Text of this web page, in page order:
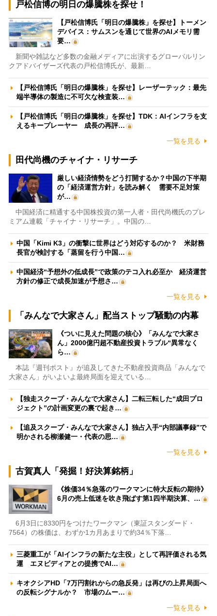
戸松信博の明日の爆騰株を探せ！
【戸松信博氏「明日の爆騰株」を探せ】トーメン
デバイス：サムスンを通じて世界のAIメモリ需
要…
新聞や雑誌など多数の金融メディアに出演するグローバルリン
クアドバイザーズ代表の戸松信博氏が、最新…
【戸松信博氏「明日の爆騰株」を探せ】レーザーテック：最先
端半導体の製造に不可欠な検査装…
【戸松信博氏「明日の爆騰株」を探せ】TDK：AIインフラを支
えるキープレーヤー 成長の再評…
一覧を見る
田代尚機のチャイナ・リサーチ
厳しい経済情勢をどう打開するか？中国の下半期
の「経済運営方針」を読み解く 需要不足対策
が…
中国経済に精通する中国株投資の第一人者・田代尚機氏のプレ
ミアム連載「チャイナ・リサーチ」。中国の…
中国「Kimi K3」の衝撃に世界はどう対応するのか？ 米財務
長官が検討する「蒸留を行う中国…
中国経済“予想外の低成長”で政策のテコ入れ必至か 経済運営
方針の修正で成長加速が予想さ…
一覧を見る
「みんなで大家さん」配当ストップ騒動の内幕
《ついに見えた問題の核心》「みんなで大家さ
ん」2000億円超不動産投資トラブル“異常なく
ら…
本誌『週刊ポスト』が追及してきた不動産投資商品「みんなで
大家さん」がいよいよ最終局面を迎えている…
【独走スクープ・みんなで大家さん】二転三転した“成田プロ
ジェクト”の計画変更の裏で起き…
【追及スクープ・みんなで大家さん】独占入手“内部議事録”で
明かされる柳瀬健一・代表の思…
一覧を見る
古賀真人「発掘！好決算銘柄」
《株価34％急落のワークマンに特大反転の期待》
6月の売上低迷を吹き飛ばす第1四半期決算、…
6月3日に8330円をつけたワークマン（東証スタンダード・
7564）の株価は、わずか1カ月あまりで約34％下落…
三菱重工が「AIインフラの新たな主役」として再評価される気
運 エヌビディアとの提携でAI…
キオクシアHD「7万円割れからの急反発」は再びの上昇局面へ
の反転シグナルか？ 市場のムー…
一覧を見る